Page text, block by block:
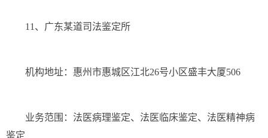
11、广东某道司法鉴定所
机构地址：惠州市惠城区江北26号小区盛丰大厦506
业务范围：法医病理鉴定、法医临床鉴定、法医精神病
鉴定